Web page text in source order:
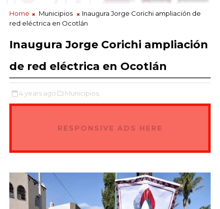
Home Municipios
Inaugura Jorge Corichi ampliación de
red eléctrica en Ocotlán
Inaugura Jorge Corichi ampliación
de red eléctrica en Ocotlán
4 years ago Municipios,
RESPONSIVE ADS HERE